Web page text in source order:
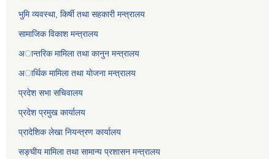
भुमि व्यवस्था, किर्षी तथा सहकारी मन्त्रालय
सामाजिक विकाश मन्त्रालय
अान्तरिक मामिला तथा कानुन मन्त्रालय
अार्थिक मामिला तथा याेजना मन्त्रालय
प्रदेश सभा सचिवालय
प्रदेश प्रमुख कार्यालय
प्रादेशिक लेखा नियन्त्रण कार्यालय
सङ्‍घीय मामिला तथा सामान्य प्रशासन मन्त्रालय